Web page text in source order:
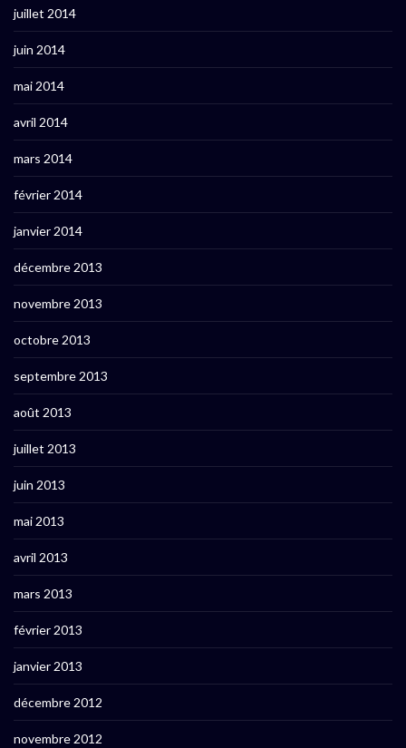
juillet 2014
juin 2014
mai 2014
avril 2014
mars 2014
février 2014
janvier 2014
décembre 2013
novembre 2013
octobre 2013
septembre 2013
août 2013
juillet 2013
juin 2013
mai 2013
avril 2013
mars 2013
février 2013
janvier 2013
décembre 2012
novembre 2012